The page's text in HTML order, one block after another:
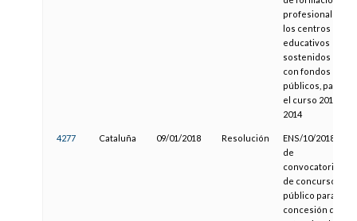
profesional de
los centros
educativos
sostenidos
con fondos
públicos, para
el curso 2013-
2014
4277 Cataluña 09/01/2018 Resolución
ENS/10/2018,
de
convocatoria
de concurso
público para la
concesión de